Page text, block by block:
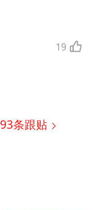
19
93条跟贴